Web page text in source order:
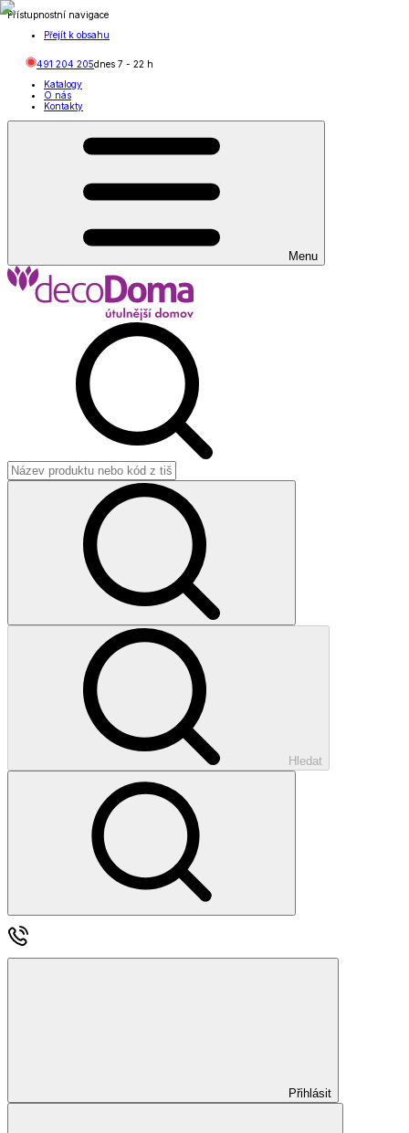
Přístupnostní navigace
Přejít k obsahu
491 204 205dnes 7 - 22 h
Katalogy
O nás
Kontakty
Menu
Hledat
Přihlásit